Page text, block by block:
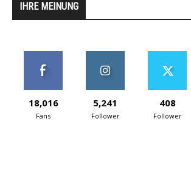
IHRE MEINUNG
18,016
Fans
5,241
Follower
408
Follower